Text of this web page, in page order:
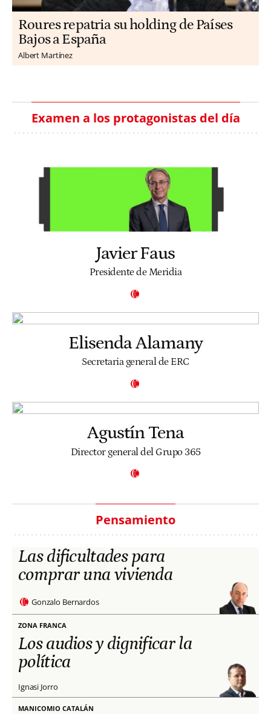
Roures repatria su holding de Países
Bajos a España
Albert Martínez
Examen a los protagonistas del día
Javier Faus
Presidente de Meridia
Elisenda Alamany
Secretaria general de ERC
Agustín Tena
Director general del Grupo 365
Pensamiento
Las dificultades para
comprar una vivienda
Gonzalo Bernardos
ZONA FRANCA
Los audios y dignificar la
política
Ignasi Jorro
MANICOMIO CATALÁN